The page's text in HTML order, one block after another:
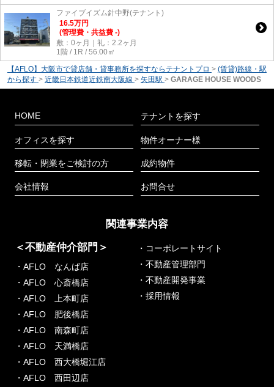
ファイブイズム針中野(テナント)
16.5万円
(管理費・共益費 -)
敷：0ヶ月｜礼：2.2ヶ月
1階 / 1R / 56.00㎡
【AFLO】大阪市で貸店舗・貸事務所を探すならテナントプロ > (賃貸)路線・駅
から探す > 近畿日本鉄道近鉄南大阪線 > 矢田駅 > GARAGE HOUSE WOODS
HOME
オフィスを探す
移転・閉業をご検討の方
会社情報
テナントを探す
物件オーナー様
成約物件
お問合せ
関連事業内容
＜不動産仲介部門＞
・AFLO なんば店
・AFLO 心斎橋店
・AFLO 上本町店
・AFLO 肥後橋店
・AFLO 南森町店
・AFLO 天満橋店
・AFLO 西大橋堀江店
・AFLO 西田辺店
・コーポレートサイト
・不動産管理部門
・不動産開発事業
・採用情報